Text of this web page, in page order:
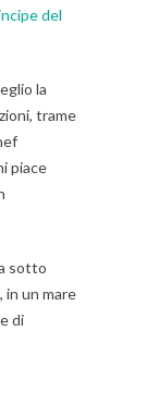
del
la
trame
piace
sotto
in un mare
di